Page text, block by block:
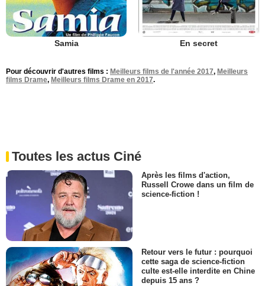
Samia En secret
Pour découvrir d'autres films : Meilleurs films de l'année 2017, Meilleurs
films Drame, Meilleurs films Drame en 2017.
Toutes les actus Ciné
Après les films d'action,
Russell Crowe dans un film de
science-fiction !
Retour vers le futur : pourquoi
cette saga de science-fiction
culte est-elle interdite en Chine
depuis 15 ans ?